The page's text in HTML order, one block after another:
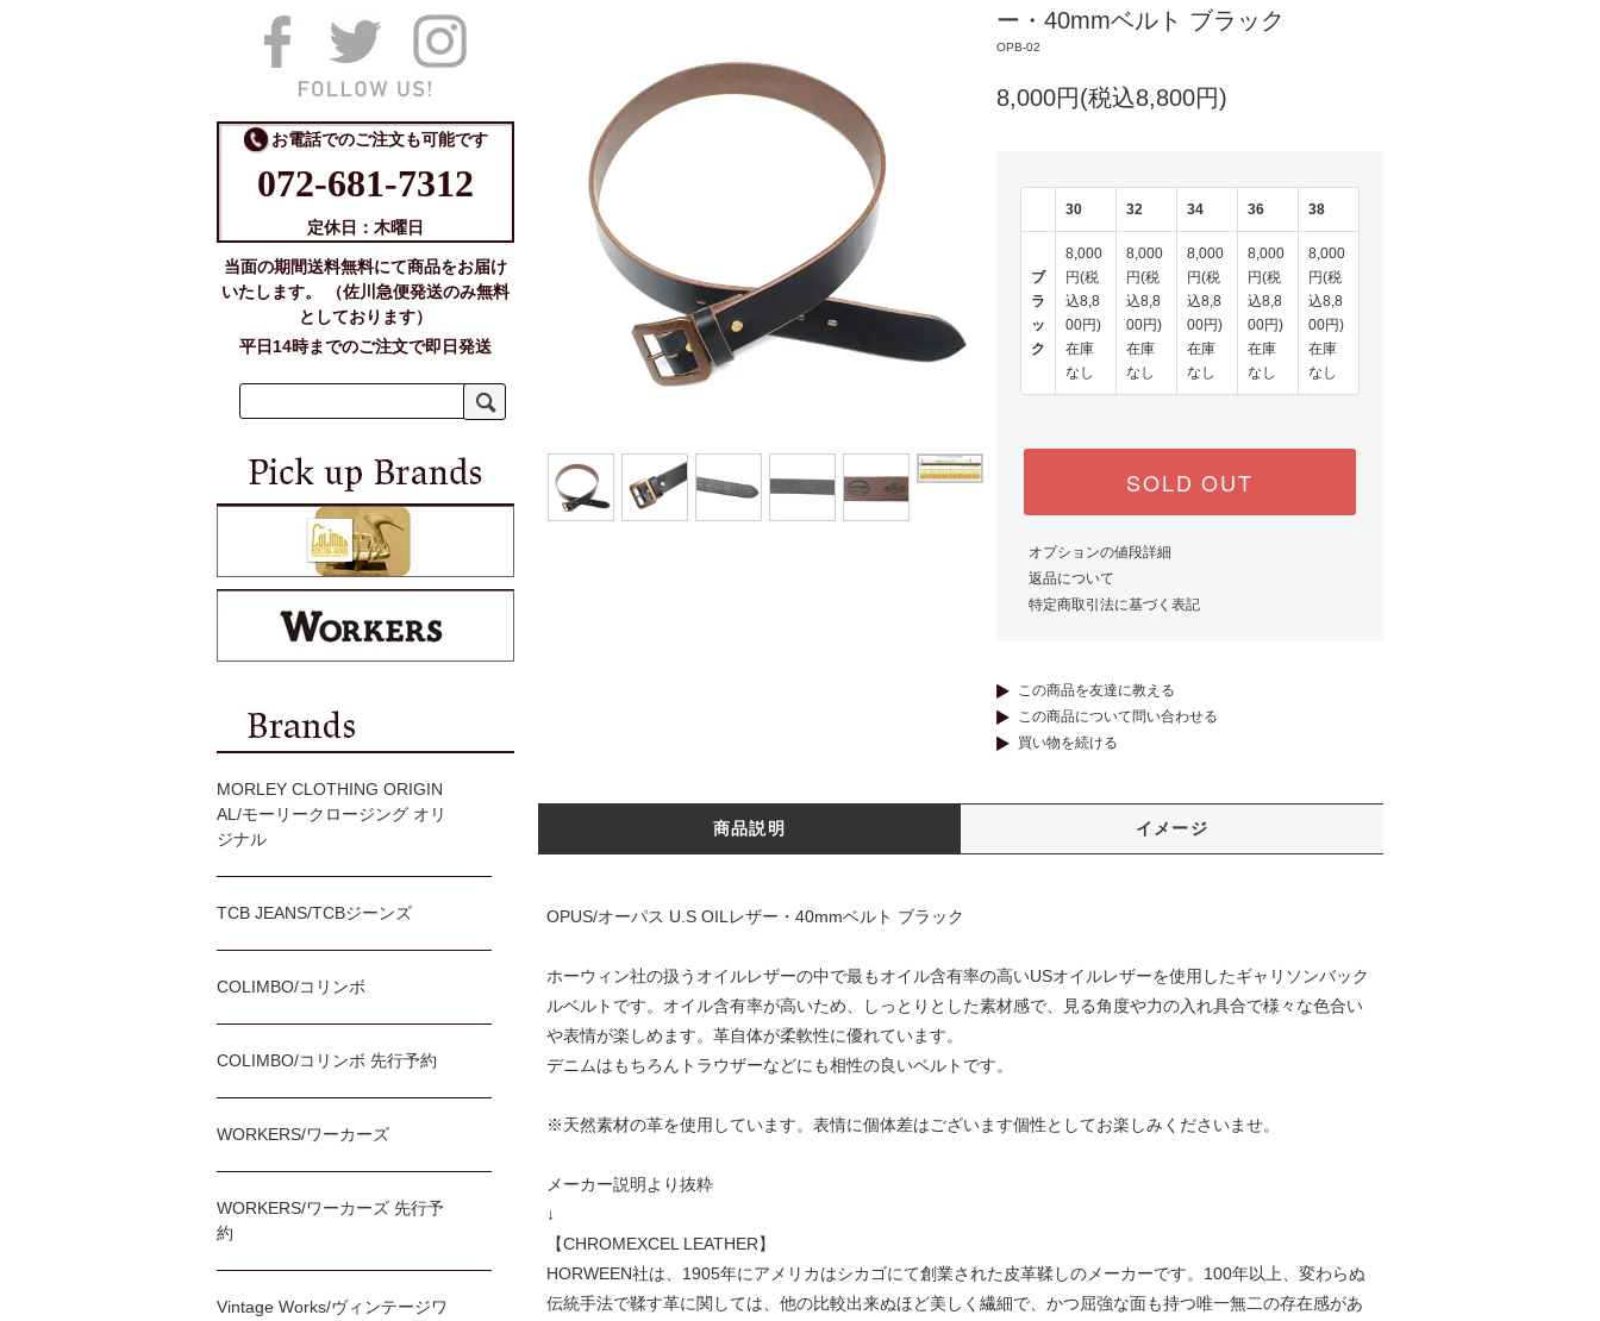
ー・40mmベルト ブラック
OPB-02
8,000円(税込8,800円)
30 32 34 36 38
ブ
ラ
ッ
ク
8,000
円(税
込8,8
00円)
在庫
なし
8,000
円(税
込8,8
00円)
在庫
なし
8,000
円(税
込8,8
00円)
在庫
なし
8,000
円(税
込8,8
00円)
在庫
なし
8,000
円(税
込8,8
00円)
在庫
なし
SOLD OUT
オプションの値段詳細
返品について
特定商取引法に基づく表記
この商品を友達に教える
この商品について問い合わせる
買い物を続ける
商品説明 イメージ
OPUS/オーパス U.S OILレザー・40mmベルト ブラック
ホーウィン社の扱うオイルレザーの中で最もオイル含有率の高いUSオイルレザーを使用したギャリソンバック
ルベルトです。オイル含有率が高いため、しっとりとした素材感で、見る角度や力の入れ具合で様々な色合い
や表情が楽しめます。革自体が柔軟性に優れています。
デニムはもちろんトラウザーなどにも相性の良いベルトです。
※天然素材の革を使用しています。表情に個体差はございます個性としてお楽しみくださいませ。
メーカー説明より抜粋
↓
【CHROMEXCEL LEATHER】
HORWEEN社は、1905年にアメリカはシカゴにて創業された皮革鞣しのメーカーです。100年以上、変わらぬ
伝統手法で鞣す革に関しては、他の比較出来ぬほど美しく繊細で、かつ屈強な面も持つ唯一無二の存在感があ
お電話でのご注文も可能です
072-681-7312
定休日：木曜日
当面の期間送料無料にて商品をお届け
いたします。 （佐川急便発送のみ無料
としております）
平日14時までのご注文で即日発送
MORLEY CLOTHING ORIGIN
AL/モーリークロージング オリ
ジナル
TCB JEANS/TCBジーンズ
COLIMBO/コリンボ
COLIMBO/コリンボ 先行予約
WORKERS/ワーカーズ
WORKERS/ワーカーズ 先行予
約
Vintage Works/ヴィンテージワ